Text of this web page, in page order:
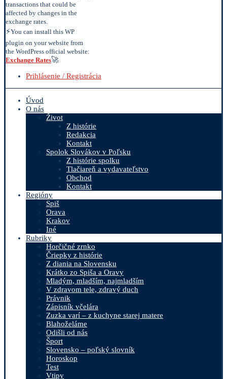
transactions that could be
affected by changes in the
exchange rates.
⚡You can install this WP
plugin on your website from
the WordPress official website:
Exchange Rates🚀
Prihlásenie / Registrácia
Úvod
O nás
Život
Z histórie
Redakcia
Kontakt
Spolok Slovákov v Poľsku
Z histórie spolku
Tlačiareň a vydavateľstvo
Obchod
Kontakt
Regióny
Spiš
Orava
Krakov
Iné
Rubriky
Horčičné zrnko
Čriepky z histórie
Z diania na Slovensku
Krátko zo Spiša a Oravy
Mladým, mladším, najmladším
V zdravom tele, zdravý duch
Právnik
Zápisník včelára
Zuzka varí – z kuchyne starej matere
Blahoželáme
Odišli od nás
Šport
Slovensko – poľský slovník
Horoskop
Test
Vtipy